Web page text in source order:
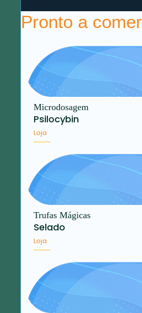
Pronto a comer
Microdosagem
Psilocybin
Loja
Trufas Mágicas
Selado
Loja